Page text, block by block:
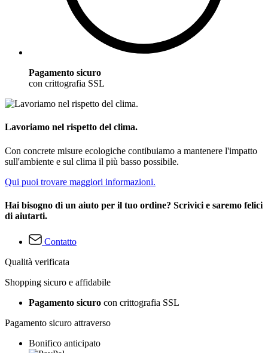
Pagamento sicuro
con crittografia SSL
Lavoriamo nel rispetto del clima.
Con concrete misure ecologiche contibuiamo a mantenere l'impatto
sull'ambiente e sul clima il più basso possibile.
Qui puoi trovare maggiori informazioni.
Hai bisogno di un aiuto per il tuo ordine? Scrivici e saremo felici
di aiutarti.
Contatto
Qualità verificata
Shopping sicuro e affidabile
Pagamento sicuro con crittografia SSL
Pagamento sicuro attraverso
Bonifico anticipato